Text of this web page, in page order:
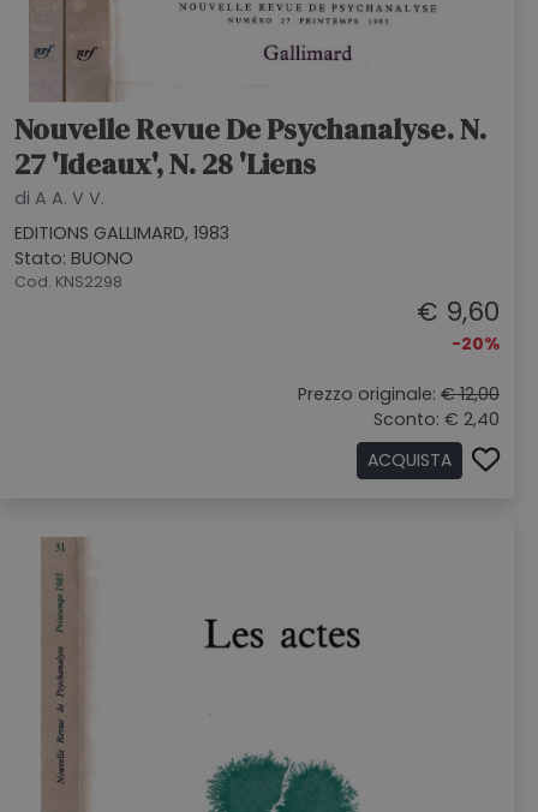
Nouvelle Revue De Psychanalyse. N.
27 'Ideaux', N. 28 'Liens
di A A. V V.
EDITIONS GALLIMARD, 1983
Stato: BUONO
Cod. KNS2298
€ 9,60
-20%
Prezzo originale: € 12,00
Sconto: € 2,40
ACQUISTA